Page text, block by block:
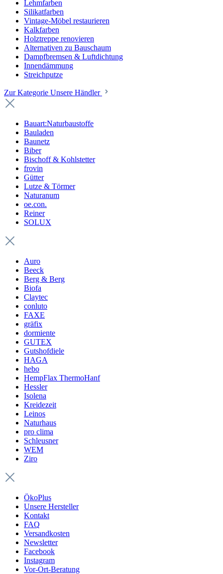
Lehmfarben
Silikatfarben
Vintage-Möbel restaurieren
Kalkfarben
Holztreppe renovieren
Alternativen zu Bauschaum
Dampfbremsen & Luftdichtung
Innendämmung
Streichputze
Zur Kategorie Unsere Händler
Bauart:Naturbaustoffe
Bauladen
Baunetz
Biber
Bischoff & Kohlstetter
frovin
Gütter
Lutze & Törmer
Naturanum
oe.con.
Reiner
SOLUX
Auro
Beeck
Berg & Berg
Biofa
Claytec
conluto
FAXE
gräfix
dormiente
GUTEX
Gutshofdiele
HAGA
hebo
HempFlax ThermoHanf
Hessler
Isolena
Kreidezeit
Leinos
Naturhaus
pro clima
Schleusner
WEM
Ziro
ÖkoPlus
Unsere Hersteller
Kontakt
FAQ
Versandkosten
Newsletter
Facebook
Instagram
Vor-Ort-Beratung